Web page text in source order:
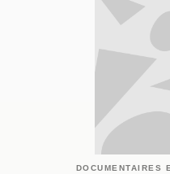
DOCUMENTAIRES